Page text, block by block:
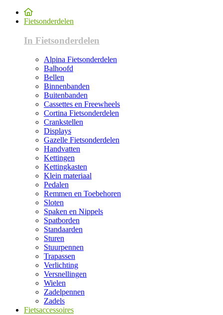
Fietsonderdelen
In Fietsonderdelen
Alpina Fietsonderdelen
Balhoofd
Bellen
Binnenbanden
Buitenbanden
Cassettes en Freewheels
Cortina Fietsonderdelen
Crankstellen
Displays
Gazelle Fietsonderdelen
Handvatten
Kettingen
Kettingkasten
Klein materiaal
Pedalen
Remmen en Toebehoren
Sloten
Spaken en Nippels
Spatborden
Standaarden
Sturen
Stuurpennen
Trapassen
Verlichting
Versnellingen
Wielen
Zadelpennen
Zadels
Fietsaccessoires